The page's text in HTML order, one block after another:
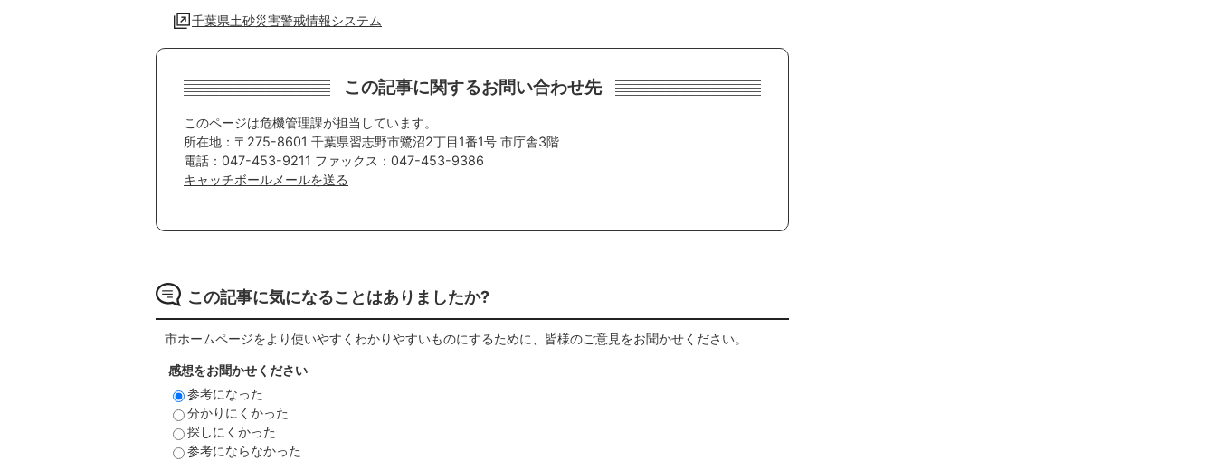
千葉県土砂災害警戒情報システム
この記事に関するお問い合わせ先
このページは危機管理課が担当しています。
所在地：〒275-8601 千葉県習志野市鷺沼2丁目1番1号 市庁舎3階
電話：047-453-9211 ファックス：047-453-9386
キャッチボールメールを送る
この記事に気になることはありましたか?
市ホームページをより使いやすくわかりやすいものにするために、皆様のご意見をお聞かせください。
感想をお聞かせください
参考になった
分かりにくかった
探しにくかった
参考にならなかった